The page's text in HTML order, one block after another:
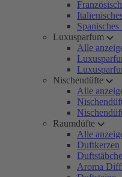
Spanisches
Luxusparfum
Alle
Nischendüfte
Alle
Raumdüfte
Alle
Duftkerzen
Aroma